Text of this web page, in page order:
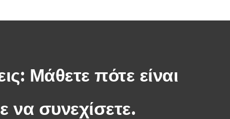
Μάθετε πότε είναι
να συνεχίσετε.